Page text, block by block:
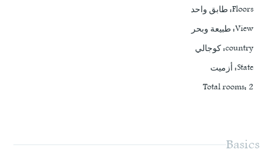
Floors
:طابق واحد
View
:طبيعة وبحر
country
:كوجالي
State
: أزميت
Total rooms: 2
Basics